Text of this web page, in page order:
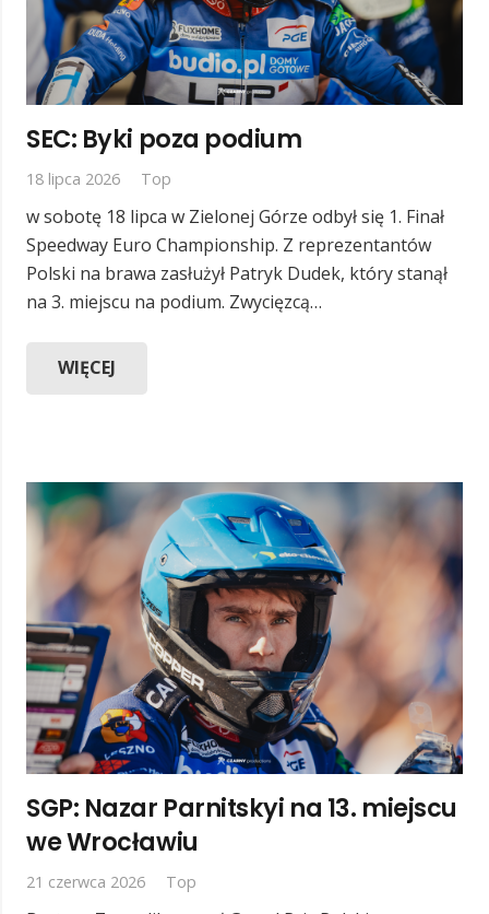
SEC: Byki poza podium
18 lipca 2026 Top
w sobotę 18 lipca w Zielonej Górze odbył się 1. Finał
Speedway Euro Championship. Z reprezentantów
Polski na brawa zasłużył Patryk Dudek, który stanął
na 3. miejscu na podium. Zwycięzcą…
WIĘCEJ
SGP: Nazar Parnitskyi na 13. miejscu
we Wrocławiu
21 czerwca 2026 Top